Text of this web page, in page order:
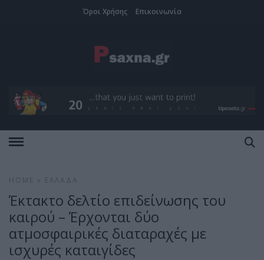
Όροι Χρήσης Επικοινωνία
HOME ΕΛΛΆΔΑ
Έκτακτο δελτίο επιδείνωσης του
καιρού – Έρχονται δύο
ατμοσφαιρικές διαταραχές με
ισχυρές καταιγίδες